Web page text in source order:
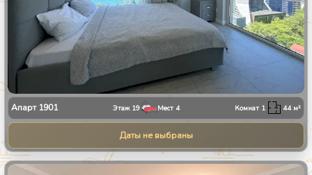
Апарт 1901 Этаж 19 Мест 4 Комнат 1 44м²
Даты не выбраны